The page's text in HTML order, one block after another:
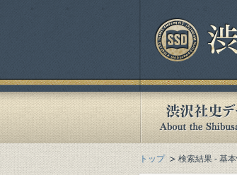
トップ 検索結果 - 基